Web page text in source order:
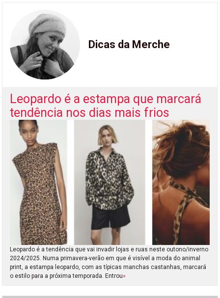
Dicas da Merche
Leopardo é a estampa que marcará
tendência nos dias mais frios
Leopardo é a tendência que vai invadir lojas e ruas neste outono/inverno
2024/2025. Numa primavera-verão em que é visível a moda do animal
print, a estampa leopardo, com as típicas manchas castanhas, marcará
o estilo para a próxima temporada. Entrou»